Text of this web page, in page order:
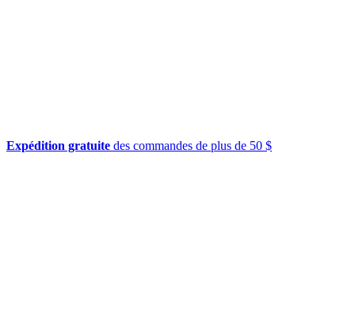
Expédition gratuite des commandes de plus de 50 $